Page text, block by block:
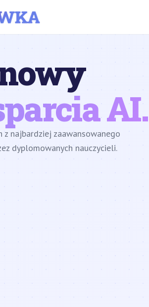
AI.
z najbardziej zaawansowanego
dyplomowanych nauczycieli.